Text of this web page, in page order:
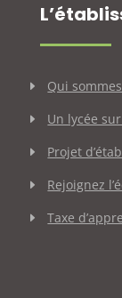
Qui
Un lycée
Projet
Rejoignez
Taxe